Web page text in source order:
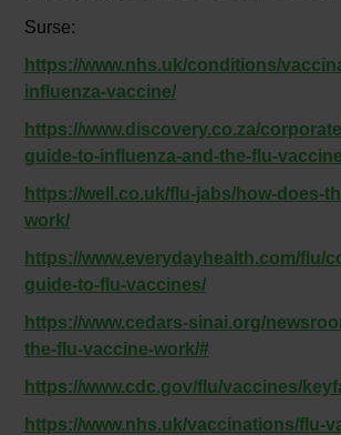
Surse:
https://www.nhs.uk/conditions/
influenza-vaccine/
https://www.discovery.co.za/
guide-to-influenza-and-the-flu-vaccine
https://well.co.uk/flu-jabs/how-does-
work/
https://www.everydayhealth.com/flu/
guide-to-flu-vaccines/
https://www.cedars-sinai.org/
the-flu-vaccine-work/#
https://www.cdc.gov/flu/vaccines/
https://www.nhs.uk/vaccinations/flu-